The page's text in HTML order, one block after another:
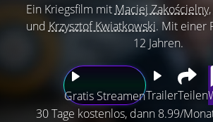
Ein Kriegsfilm mit Maciej Zakościelny,
und Krzysztof Kwiatkowski. Mit einer
12 Jahren.
Gratis StreamenTrailerTeilen
30 Tage kostenlos, dann 8.99/